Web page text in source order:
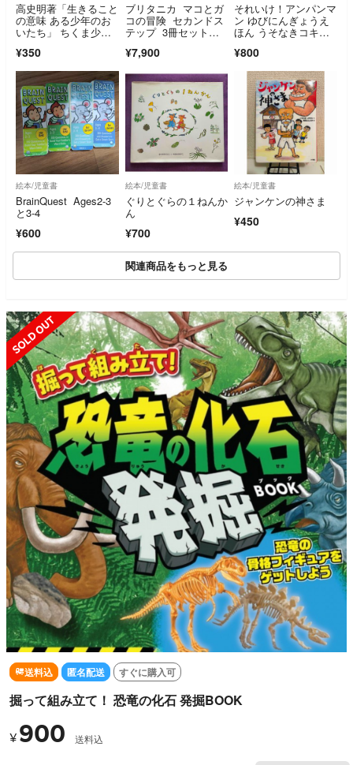
高史明著「生きること
の意味 ある少年のお
いたち」 ちくま少年
¥350
ブリタニカ マコとガ
コの冒険 セカンドス
テップ 3冊セットカ
¥7,900
それいけ！アンパンマ
ン ゆびにんぎょうえ
ほん うそなきコキン
¥800
絵本/児童書
BrainQuest Ages2-3
と3-4
¥600
絵本/児童書
ぐりとぐらの１ねんか
ん
¥700
絵本/児童書
ジャンケンの神さま
¥450
関連商品をもっと見る
SOLD OUT
送料込 匿名配送 すぐに購入可
掘って組み立て！ 恐竜の化石 発掘BOOK
¥ 900 送料込